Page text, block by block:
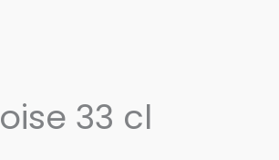
33 cl